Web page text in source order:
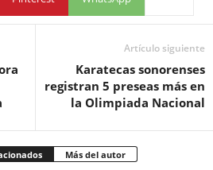
Artículo siguiente
Karatecas sonorenses
registran 5 preseas más en
la Olimpiada Nacional
Más del autor